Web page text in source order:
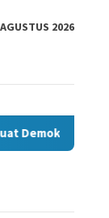
2026
Pemilu 2029